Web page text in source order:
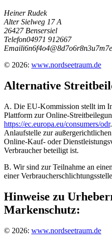
Heiner Rudek
Alter Sielweg 17 A
26427 Bensersiel
Telefon04971 912667
Emaili6n6f4o4@8d7o6r8n3u7m7e
© 2026: www.nordseetraum.de
Alternative
A. Die EU-Kommission stellt im
Plattform zur Online-
https://ec.europa.eu/consumers/odr
Anlaufstelle zur
Online-Kauf- oder
Verbraucher beteiligt ist.
B. Wir sind zur Teilnahme an
einer
Hinweise zu
Markenschutz:
© 2026: www.nordseetraum.de